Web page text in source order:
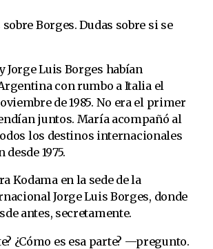
Borges. Dudas sobre si se
Jorge Luis Borges habían
con rumbo a Italia el
de 1985. No era el primer
juntos. María acompañó al
los destinos internacionales
1975.
Kodama en la sede de la
Jorge Luis Borges, donde
antes, secretamente.
¿Cómo es esa parte? —pregunto.